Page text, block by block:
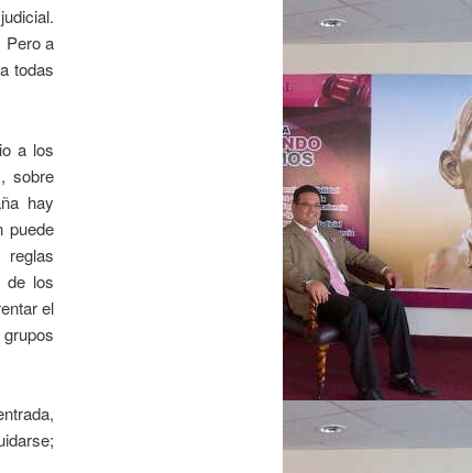
Pero a
todas
a los
sobre
hay
puede
de los
el